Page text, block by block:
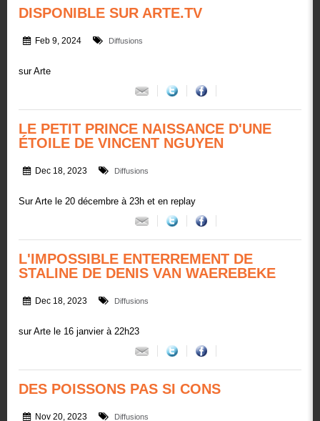
DISPONIBLE SUR ARTE.TV
Feb 9, 2024 Diffusions
sur Arte
LE PETIT PRINCE NAISSANCE D'UNE
ÉTOILE DE VINCENT NGUYEN
Dec 18, 2023 Diffusions
Sur Arte le 20 décembre à 23h et en replay
L'IMPOSSIBLE ENTERREMENT DE
STALINE DE DENIS VAN WAEREBEKE
Dec 18, 2023 Diffusions
sur Arte le 16 janvier à 22h23
DES POISSONS PAS SI CONS
Nov 20, 2023 Diffusions